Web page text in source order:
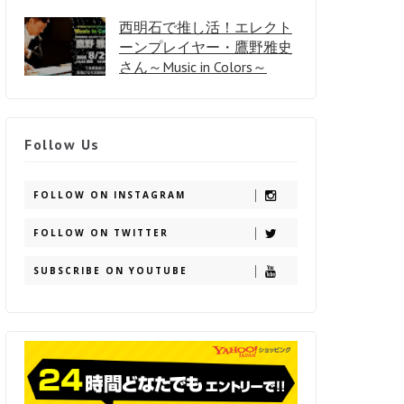
西明石で推し活！エレクト
ーンプレイヤー・鷹野雅史
さん～Music in Colors～
Follow Us
FOLLOW ON INSTAGRAM
FOLLOW ON TWITTER
SUBSCRIBE ON YOUTUBE